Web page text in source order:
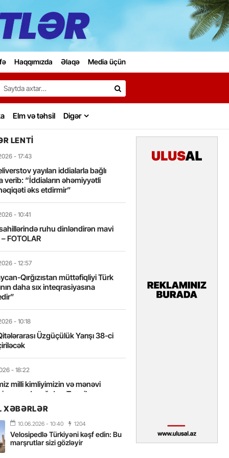
Haqqımızda Əlaqə Media üçün
Search…
Elm və təhsil Digər
LENTI
- 17:43
yayılan iddialarla bağlı
verib: “İddiaların əhəmiyyətli
əks etdirmir”
- 10:41
ruhu dinləndirən mavi
FOTOLAR
- 12:57
Qırğızıstan müttəfiqliyi Türk
daha sıx inteqrasiyasına
- 10:18
Üzgüçülük Yarışı 38-ci
- 18:22
milli kimliyimizin və mənəvi
əsas dayağıdır – Tənzilə
- 16:58
yalnız böyük liderlər dəyişir
XƏBƏRLƏR
10.06.2026 - 10:40 1204
Velosipedlə Türkiyəni kəşf edin: Bu
marşrutlar sizi gözləyir